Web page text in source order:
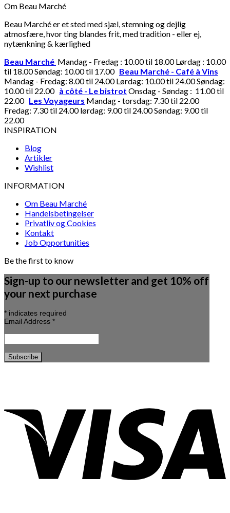
Om Beau Marché
Beau Marché er et sted med sjæl, stemning og dejlig
atmosfære, hvor ting blandes frit, med tradition - eller ej,
nytænkning & kærlighed
Beau Marché Mandag - Fredag : 10.00 til 18.00 Lørdag : 10.00
til 18.00 Søndag: 10.00 til 17.00 Beau Marché - Café à Vins
Mandag - Fredag: 8.00 til 24.00 Lørdag: 10.00 til 24.00 Søndag:
10.00 til 22.00 à côté - Le bistrot Onsdag - Søndag : 11.00 til
22.00 Les Voyageurs Mandag - torsdag: 7.30 til 22.00
Fredag: 7.30 til 24.00 lørdag: 9.00 til 24.00 Søndag: 9.00 til
22.00
INSPIRATION
Blog
Artikler
Wishlist
INFORMATION
Om Beau Marché
Handelsbetingelser
Privatliv og Cookies
Kontakt
Job Opportunities
Be the first to know
Sign-up to our newsletter and get 10% off
your next purchase
* indicates required
Email Address *